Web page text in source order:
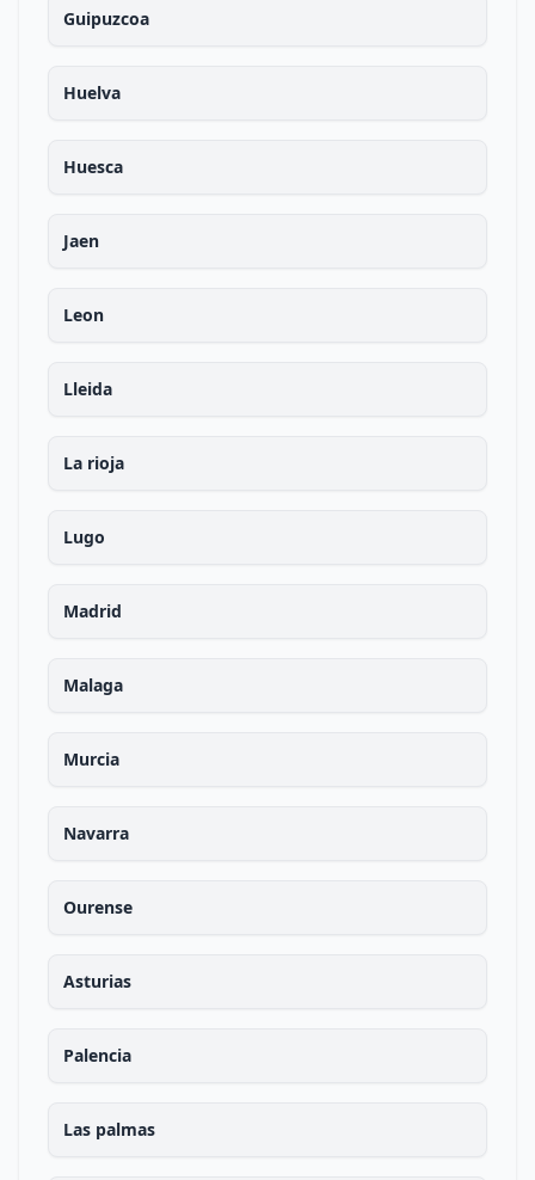
Guipuzcoa
Huelva
Huesca
Jaen
Leon
Lleida
La rioja
Lugo
Madrid
Malaga
Murcia
Navarra
Ourense
Asturias
Palencia
Las palmas